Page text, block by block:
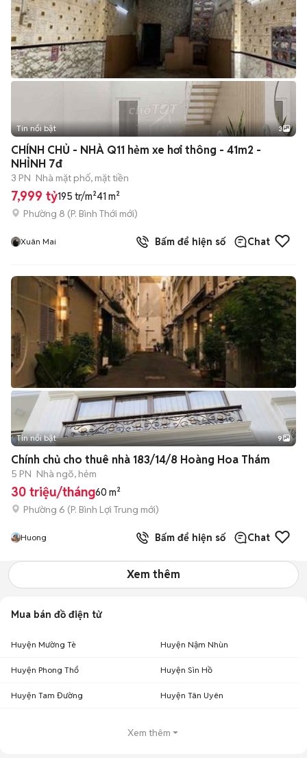
Tin nổi bật 3
CHÍNH CHỦ - NHÀ Q11 hẻm xe hơi thông - 41m2 -
NHỈNH 7đ
3 PN Nhà mặt phố, mặt tiền
7,999 tỷ195 tr/m²41 m²
Phường 8 (P. Bình Thới mới)
Xuân Mai Bấm để hiện số Chat
+2
Tin nổi bật 9
Chính chủ cho thuê nhà 183/14/8 Hoàng Hoa Thám
5 PN Nhà ngõ, hẻm
30 triệu/tháng60 m²
Phường 6 (P. Bình Lợi Trung mới)
Huong Bấm để hiện số Chat
Xem thêm
Mua bán đồ điện tử
Huyện Mường Tè Huyện Nậm Nhùn
Huyện Phong Thổ Huyện Sìn Hồ
Huyện Tam Đường Huyện Tân Uyên
Xem thêm